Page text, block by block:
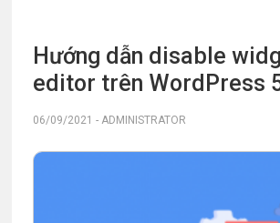
Hướng dẫn disable
editor trên WordPress
06/09/2021 - ADMINISTRATOR